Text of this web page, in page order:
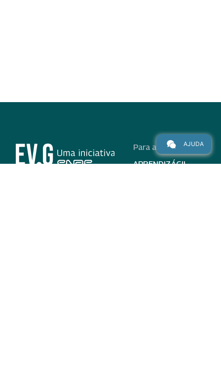
Para alunos
APRENDIZÁGIL
AJUDA